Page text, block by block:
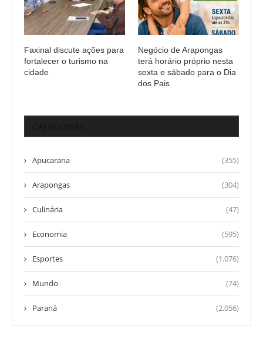
Faxinal discute ações para
fortalecer o turismo na
cidade
Negócio de Arapongas
terá horário próprio nesta
sexta e sábado para o Dia
dos Pais
Apucarana (355)
Arapongas (304)
Culinária (47)
Economia (595)
Esportes (1.076)
Mundo (74)
Paraná (2.056)